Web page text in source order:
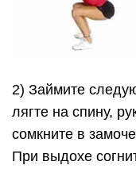
2) Займите
лягте на спину,
сомкните в
При выдохе